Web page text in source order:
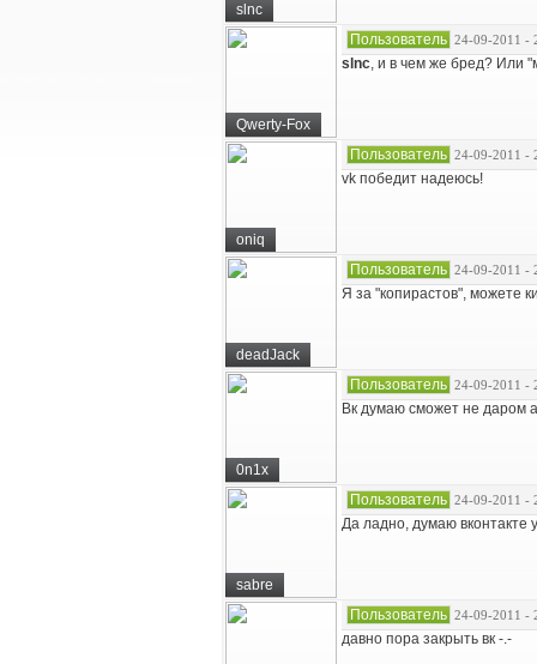
slnc
Qwerty-Fox
Пользователь 24-09-2011 -
slnc, и в чем же бред? Или
oniq
Пользователь 24-09-2011 -
vk победит надеюсь!
deadJack
Пользователь 24-09-2011 -
Я за "копирастов", можете
0n1x
Пользователь 24-09-2011 -
Вк думаю сможет не даром
sabre
Пользователь 24-09-2011 -
Да ладно, думаю вконтакте
Пользователь 24-09-2011 -
давно пора закрыть вк -.-